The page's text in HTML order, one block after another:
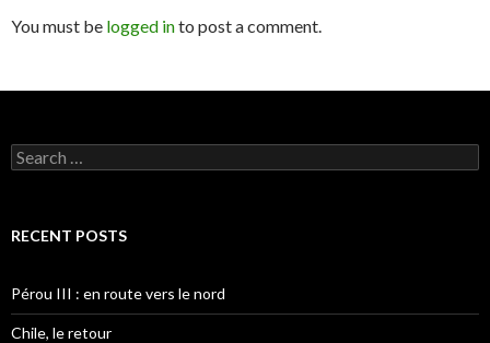
You must be logged into post a comment.
Search
for:
RECENT POSTS
Pérou III : en route vers le nord
Chile, le retour